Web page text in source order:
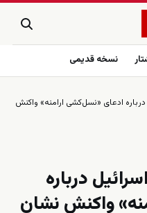
نسخه قدیمی
ادعای «نسل‌کشی ارامنه» واکنش
درباره
واکنش نشان